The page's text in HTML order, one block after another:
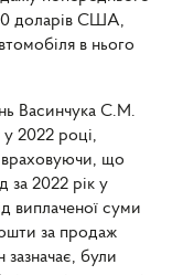
доларів США,
в нього
Васинчука С.М.
2022 році,
що
за 2022 рік у
виплаченої суми
за продаж
були